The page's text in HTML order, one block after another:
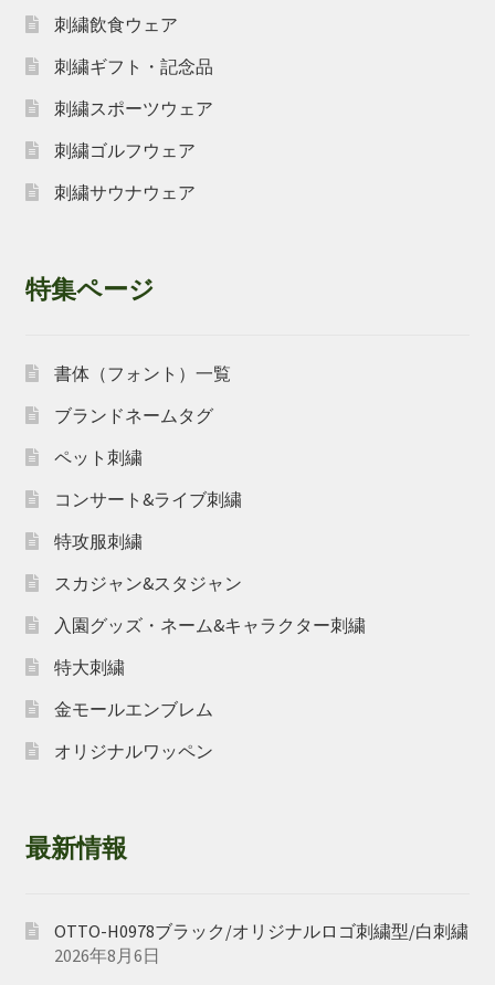
刺繍飲食ウェア
刺繍ギフト・記念品
刺繍スポーツウェア
刺繍ゴルフウェア
刺繍サウナウェア
特集ページ
書体（フォント）一覧
ブランドネームタグ
ペット刺繍
コンサート&ライブ刺繍
特攻服刺繍
スカジャン&スタジャン
入園グッズ・ネーム&キャラクター刺繍
特大刺繍
金モールエンブレム
オリジナルワッペン
最新情報
OTTO-H0978ブラック/オリジナルロゴ刺繍型/白刺繍
2026年8月6日